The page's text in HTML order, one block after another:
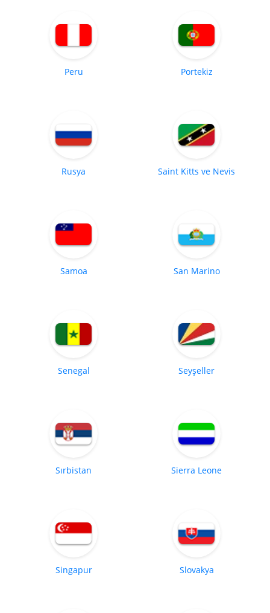
Peru Portekiz
Rusya Saint Kitts ve Nevis
Samoa San Marino
Senegal Seyşeller
Sırbistan Sierra Leone
Singapur Slovakya